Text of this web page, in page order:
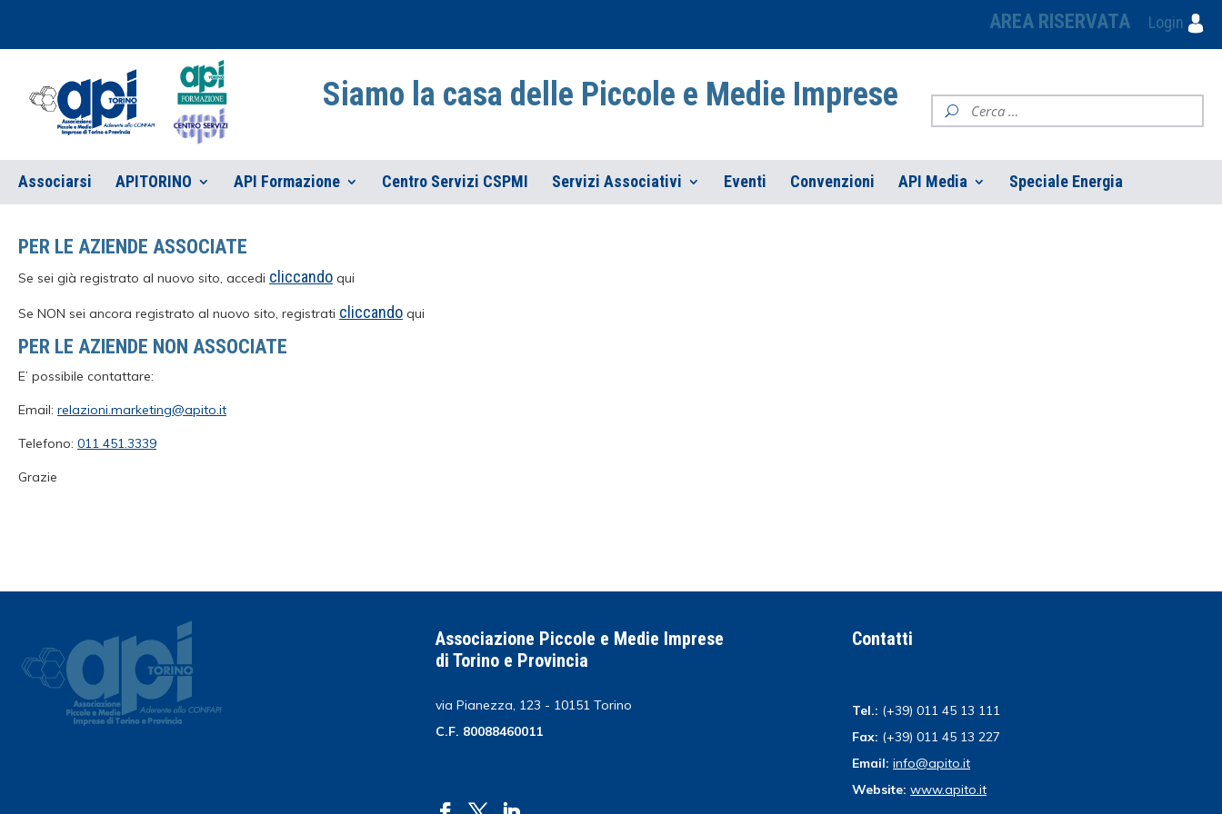
AREA RISERVATA Login
Siamo la casa delle Piccole e Medie Imprese
Associarsi APITORINO API Formazione Centro Servizi CSPMI Servizi Associativi Eventi Convenzioni API Media Speciale Energia
PER LE AZIENDE ASSOCIATE
Se sei già registrato al nuovo sito, accedi cliccando qui
Se NON sei ancora registrato al nuovo sito, registrati cliccando qui
PER LE AZIENDE NON ASSOCIATE
E’ possibile contattare:
Email: relazioni.marketing@apito.it
Telefono: 011 451.3339
Grazie
Associazione Piccole e Medie Imprese
di Torino e Provincia
via Pianezza, 123 - 10151 Torino
C.F. 80088460011
Contatti
Tel.: (+39) 011 45 13 111
Fax: (+39) 011 45 13 227
Email: info@apito.it
Website: www.apito.it